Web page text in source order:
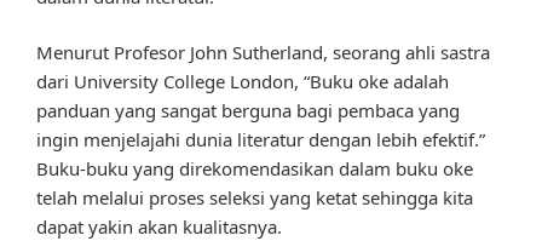
Menurut Profesor John Sutherland, seorang ahli sastra
dari University College London, “Buku oke adalah
panduan yang sangat berguna bagi pembaca yang
ingin menjelajahi dunia literatur dengan lebih efektif.”
Buku-buku yang direkomendasikan dalam buku oke
telah melalui proses seleksi yang ketat sehingga kita
dapat yakin akan kualitasnya.